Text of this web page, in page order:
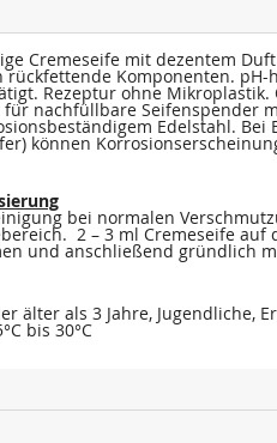
Cremeseife mit dezentem
rückfettende Komponenten.
Rezeptur ohne
für nachfüllbare Seifenspender
Edelstahl. Bei
können
bei normalen
2 – 3 ml Cremeseife auf
und anschließend gründlich
älter als 3 Jahre, Jugendliche,
bis 30°C